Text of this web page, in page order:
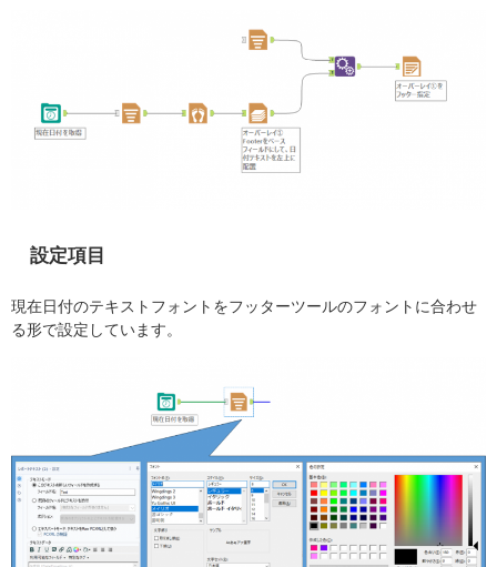
設定項目
現在日付のテキストフォントをフッターツールのフォントに合わせ
る形で設定しています。